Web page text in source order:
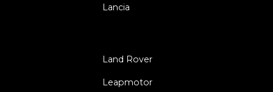
Lancia
Land Rover
Leapmotor